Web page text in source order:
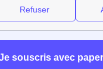
souscris avec